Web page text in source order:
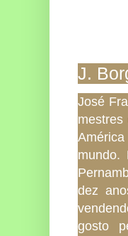
J.
José
mundo.
dez
gosto